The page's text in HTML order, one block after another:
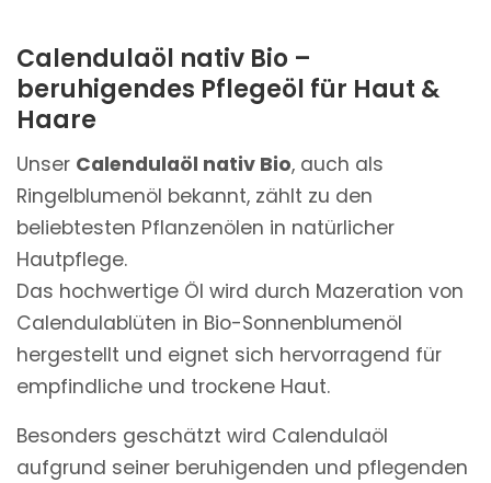
Calendulaöl nativ Bio –
beruhigendes Pflegeöl für Haut &
Haare
Unser Calendulaöl nativ Bio, auch als
Ringelblumenöl bekannt, zählt zu den
beliebtesten Pflanzenölen in natürlicher
Hautpflege.
Das hochwertige Öl wird durch Mazeration von
Calendulablüten in Bio-Sonnenblumenöl
hergestellt und eignet sich hervorragend für
empfindliche und trockene Haut.
Besonders geschätzt wird Calendulaöl
aufgrund seiner beruhigenden und pflegenden